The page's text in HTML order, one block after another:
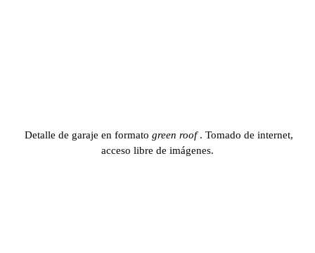
Detalle de garaje en formato green roof. Tomado de internet,
acceso libre de imágenes.